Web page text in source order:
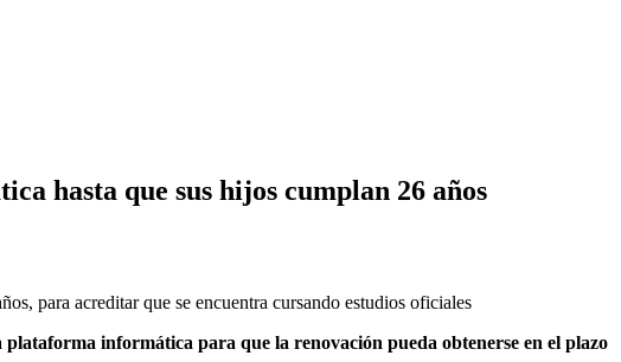
hasta que sus hijos cumplan 26 años
para acreditar que se encuentra cursando estudios oficiales
informática para que la renovación pueda obtenerse en el plazo